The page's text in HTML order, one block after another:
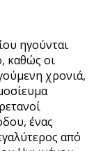
ηγούνται
καθώς οι
χρονιά,
ένας
από